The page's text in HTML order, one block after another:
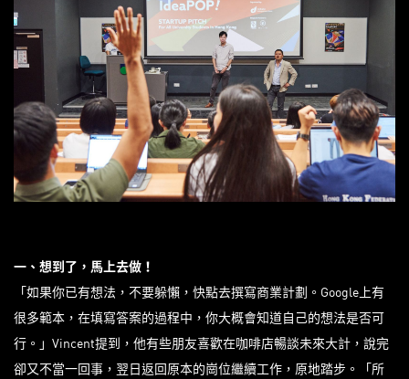
一、想到了，馬上去做！
「如果你已有想法，不要躲懶，快點去撰寫商業計劃。Google上有
很多範本，在填寫答案的過程中，你大概會知道自己的想法是否可
行。」Vincent提到，他有些朋友喜歡在咖啡店​​暢談未來大計，說完
卻又不當一回事，翌日返回原本的崗位繼續工作，原地踏步。「所